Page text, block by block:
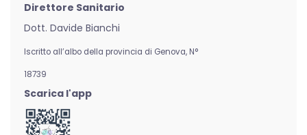
Direttore Sanitario
Dott. Davide Bianchi
Iscritto all’albo della provincia di Genova, N°
18739
Scarica l'app